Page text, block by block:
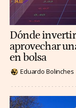
Dónde invertir
aprovechar
en bolsa
Eduardo Bolinches